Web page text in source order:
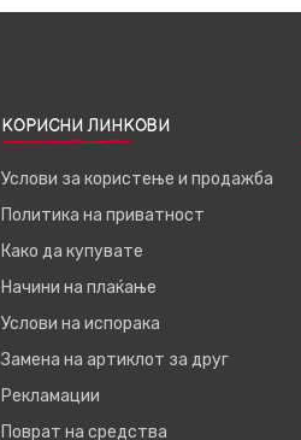
КОРИСНИ ЛИНКОВИ
Услови за користење и продажба
Политика на приватност
Како да купувате
Начини на плаќање
Услови на испорака
Замена на артиклот за друг
Рекламации
Поврат на средства